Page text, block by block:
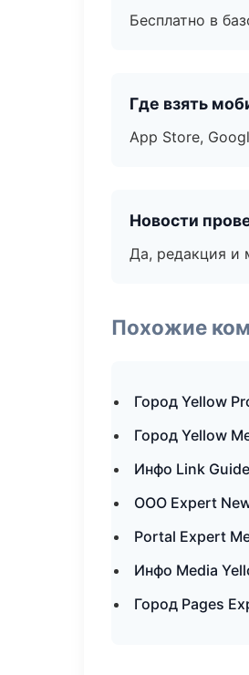
Бесплатно в
Где взять
App Store,
Новости
Да, редакция и
Похожие
Город Yellow
Город Yellow
Инфо Link
ООО Expert
Portal Expert
Инфо Media
Город Pages